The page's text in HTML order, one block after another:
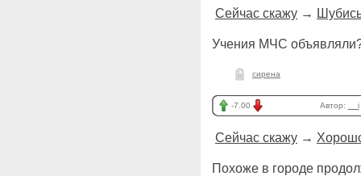
Сейчас скажу →
Учения МЧС
сирена
-7.00 Автор: __i
Сейчас скажу →
Похоже в городе